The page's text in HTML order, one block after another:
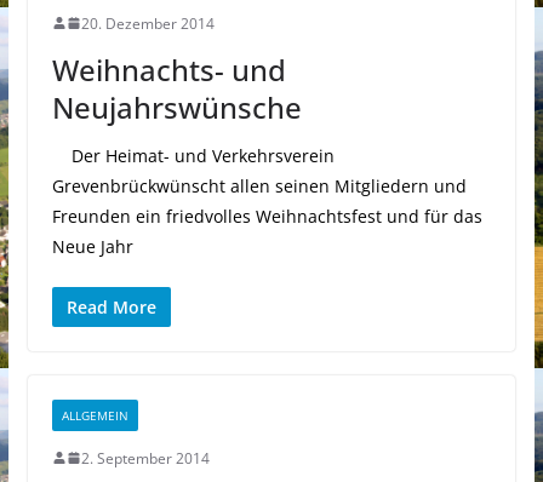
20. Dezember 2014
Weihnachts- und
Neujahrswünsche
Der Heimat- und Verkehrsverein
Grevenbrückwünscht allen seinen Mitgliedern und
Freunden ein friedvolles Weihnachtsfest und für das
Neue Jahr
Read More
ALLGEMEIN
2. September 2014